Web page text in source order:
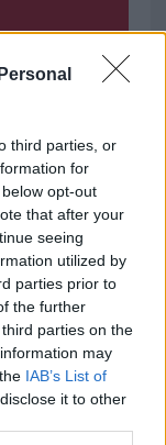
third parties, or
for
opt-out
that after your
seeing
utilized by
parties prior to
the further
parties on the
may
IAB’s List of
it to other
news